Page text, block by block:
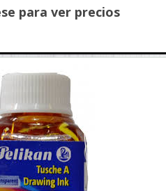
para ver precios